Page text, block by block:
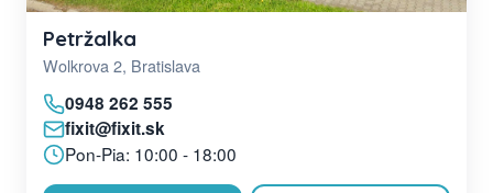
Petržalka
Wolkrova 2, Bratislava
0948 262 555
fixit@fixit.sk
Pon-Pia: 10:00 - 18:00